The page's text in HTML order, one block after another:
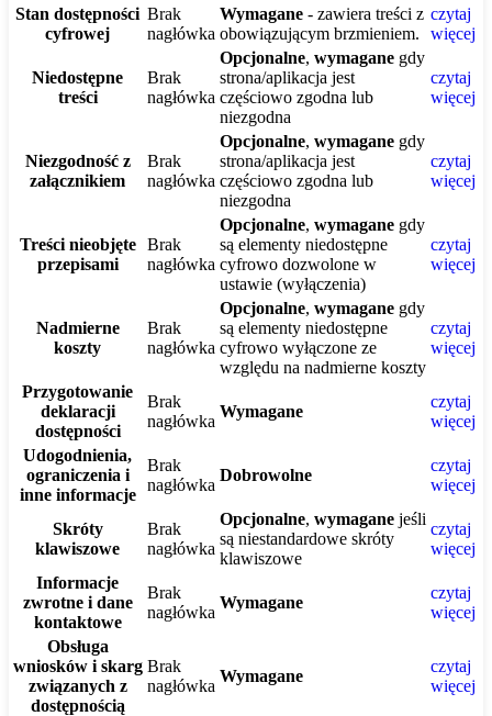
Stan dostępności
cyfrowej
Brak
nagłówka
Wymagane - zawiera treści z
obowiązującym brzmieniem.
czytaj
więcej
Niedostępne
treści
Brak
nagłówka
Opcjonalne, wymagane gdy
strona/aplikacja jest
częściowo zgodna lub
niezgodna
czytaj
więcej
Niezgodność z
załącznikiem
Brak
nagłówka
Opcjonalne, wymagane gdy
strona/aplikacja jest
częściowo zgodna lub
niezgodna
czytaj
więcej
Treści nieobjęte
przepisami
Brak
nagłówka
Opcjonalne, wymagane gdy
są elementy niedostępne
cyfrowo dozwolone w
ustawie (wyłączenia)
czytaj
więcej
Nadmierne
koszty
Brak
nagłówka
Opcjonalne, wymagane gdy
są elementy niedostępne
cyfrowo wyłączone ze
względu na nadmierne koszty
czytaj
więcej
Przygotowanie
deklaracji
dostępności
Brak
nagłówka
Wymagane
czytaj
więcej
Udogodnienia,
ograniczenia i
inne informacje
Brak
nagłówka
Dobrowolne
czytaj
więcej
Skróty
klawiszowe
Brak
nagłówka
Opcjonalne, wymagane jeśli
są niestandardowe skróty
klawiszowe
czytaj
więcej
Informacje
zwrotne i dane
kontaktowe
Brak
nagłówka
Wymagane
czytaj
więcej
Obsługa
wniosków i skarg
związanych z
dostępnością
Brak
nagłówka
Wymagane
czytaj
więcej